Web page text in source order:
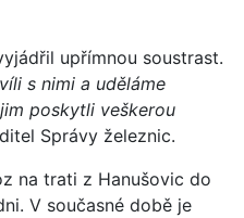
upřímnou soustrast.
s nimi a uděláme
poskytli veškerou
Správy železnic.
na trati z Hanušovic do
V současné době je